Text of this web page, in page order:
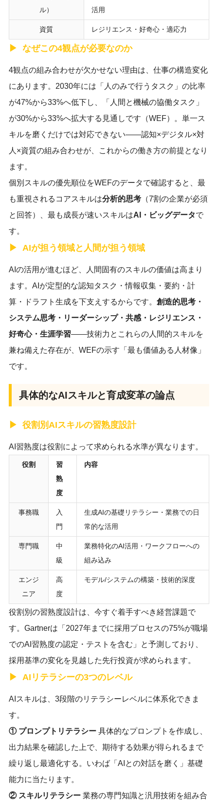
ル）
活用
資質 レジリエンス・好奇心・適応力
なぜこの4観点が必要なのか
4観点の組み合わせが欠かせない理由は、仕事の構造変化
にあります。2030年には「人のみで行うタスク」の比率
が47%から33%へ低下し、「人間と機械の協働タスク」
が30%から33%へ拡大する見通しです（WEF）。単一ス
キルを磨くだけでは対応できない——認知×デジタル×対
人×資質の組み合わせが、これからの働き方の前提となり
ます。
個別スキルの優先順位をWEFのデータで確認すると、最
も重視されるコアスキルは分析的思考（7割の企業が必須
と回答）、最も成長が速いスキルはAI・ビッグデータで
す。
AIが担う領域と人間が担う領域
AIの活用が進むほど、人間固有のスキルの価値は高まり
ます。AIが定型的な認知タスク・情報収集・要約・計
算・ドラフト生成を下支えするからです。 創造的思考・
システム思考・リーダーシップ・共感・レジリエンス・
好奇心・生涯学習——技術力とこれらの人間的スキルを
兼ね備えた存在が、WEFの示す「最も価値ある人材像」
です。
具体的なAIスキルと育成変革の論点
役割別AIスキルの習熟度設計
AI習熟度は役割によって求められる水準が異なります。
役割
習
熟
度
内容
事務職
入
門
生成AIの基礎リテラシー・業務での日
常的な活用
専門職
中
級
業務特化のAI活用・ワークフローへの
組み込み
エンジ
ニア
高
度
モデル/システムの構築・技術的深度
役割別の習熟度設計は、今すぐ着手すべき経営課題で
す。Gartnerは「2027年までに採用プロセスの75%が職場
でのAI習熟度の認定・テストを含む」と予測しており、
採用基準の変化を見越した先行投資が求められます。
AIリテラシーの3つのレベル
AIスキルは、3段階のリテラシーレベルに体系化できま
す。
① プロンプトリテラシー具体的なプロンプトを作成し、
出力結果を確認した上で、期待する効果が得られるまで
繰り返し最適化する。いわば「AIとの対話を磨く」基礎
能力に当たります。
② スキルリテラシー業務の専門知識と汎用技術を組み合